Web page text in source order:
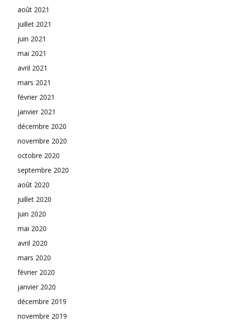
août 2021
juillet 2021
juin 2021
mai 2021
avril 2021
mars 2021
février 2021
janvier 2021
décembre 2020
novembre 2020
octobre 2020
septembre 2020
août 2020
juillet 2020
juin 2020
mai 2020
avril 2020
mars 2020
février 2020
janvier 2020
décembre 2019
novembre 2019